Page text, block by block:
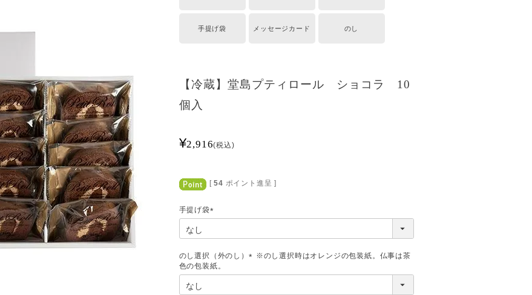
手提げ袋 メッセージカード のし
【冷蔵】堂島プティロール ショコラ 10
個入
¥2,916 税込
[ 54 ポイント進呈 ]
手提げ袋
のし選択（外のし）